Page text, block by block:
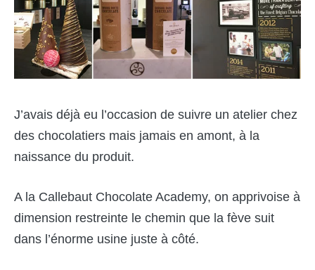
J’avais déjà eu l’occasion de suivre un atelier chez
des chocolatiers mais jamais en amont, à la
naissance du produit.
A la Callebaut Chocolate Academy, on apprivoise à
dimension restreinte le chemin que la fève suit
dans l’énorme usine juste à côté.